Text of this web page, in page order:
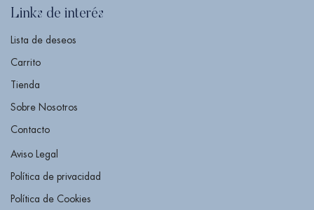
Links de interés
Lista de deseos
Carrito
Tienda
Sobre Nosotros
Contacto
Aviso Legal
Política de privacidad
Política de Cookies